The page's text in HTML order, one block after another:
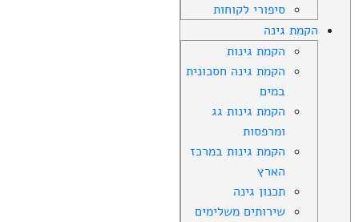
סיפורי לקוחות
הקמת גינה
הקמת גינות
הקמת גינה חסכונית
במים
הקמת גינות גג
ומרפסות
הקמת גינות במרכז
הארץ
תכנון גינה
שירותים משלימים